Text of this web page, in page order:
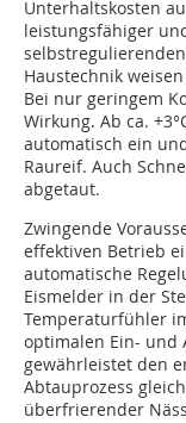
Unterhaltskosten
leistungsfähiger
selbstregulierenden
Haustechnik
Bei nur geringem
Wirkung. Ab ca.
automatisch ein
Raureif. Auch
abgetaut.
Zwingende
effektiven Betrieb
automatische
Eismelder in der
Temperaturfühler
optimalen Ein- und
gewährleistet den
Abtauprozess
überfrierender